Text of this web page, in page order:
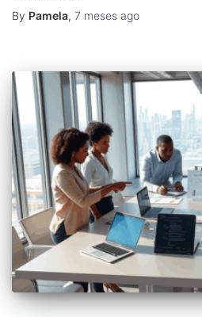
By Pamela, 7 meses ago